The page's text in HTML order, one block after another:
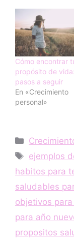
Cómo encontrar
propósito de
pasos a seguir
En «Crecimiento
personal»
Categorías
Etiquetas
ejemplos
habitos para
saludables
objetivos
para año
propositos